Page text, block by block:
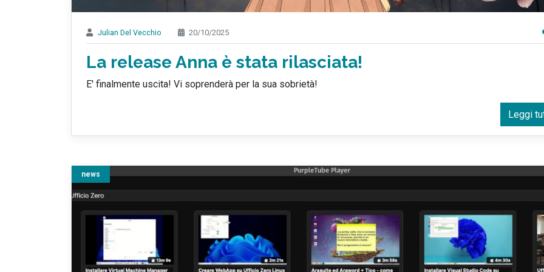
Julian Del Vecchio 20/10/2025
La release Anna è stata rilasciata!
E' finalmente uscita! Vi soprenderà per la sua sobrietà!
Leggi
news